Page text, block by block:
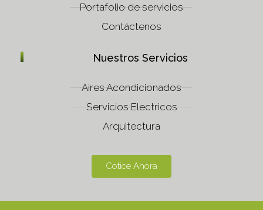
Portafolio de servicios
Contáctenos
Nuestros Servicios
Aires Acondicionados
Servicios Electricos
Arquitectura
Cotice Ahora